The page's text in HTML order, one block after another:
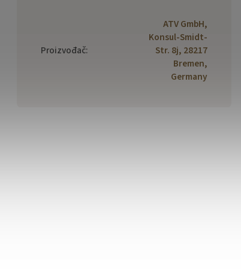
Proizvođač:
ATV GmbH,
Konsul-Smidt-
Str. 8j, 28217
Bremen,
Germany